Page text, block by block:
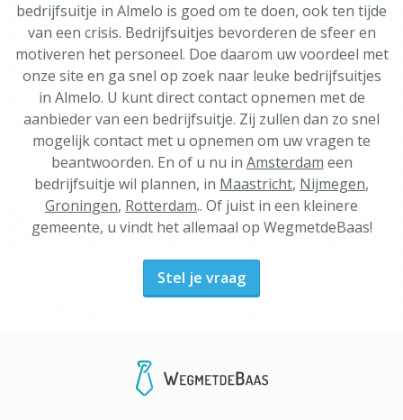
bedrijfsuitje in Almelo is goed om te doen, ook ten tijde
van een crisis. Bedrijfsuitjes bevorderen de sfeer en
motiveren het personeel. Doe daarom uw voordeel met
onze site en ga snel op zoek naar leuke bedrijfsuitjes
in Almelo. U kunt direct contact opnemen met de
aanbieder van een bedrijfsuitje. Zij zullen dan zo snel
mogelijk contact met u opnemen om uw vragen te
beantwoorden. En of u nu in Amsterdam een
bedrijfsuitje wil plannen, in Maastricht, Nijmegen,
Groningen, Rotterdam.. Of juist in een kleinere
gemeente, u vindt het allemaal op WegmetdeBaas!
Stel je vraag